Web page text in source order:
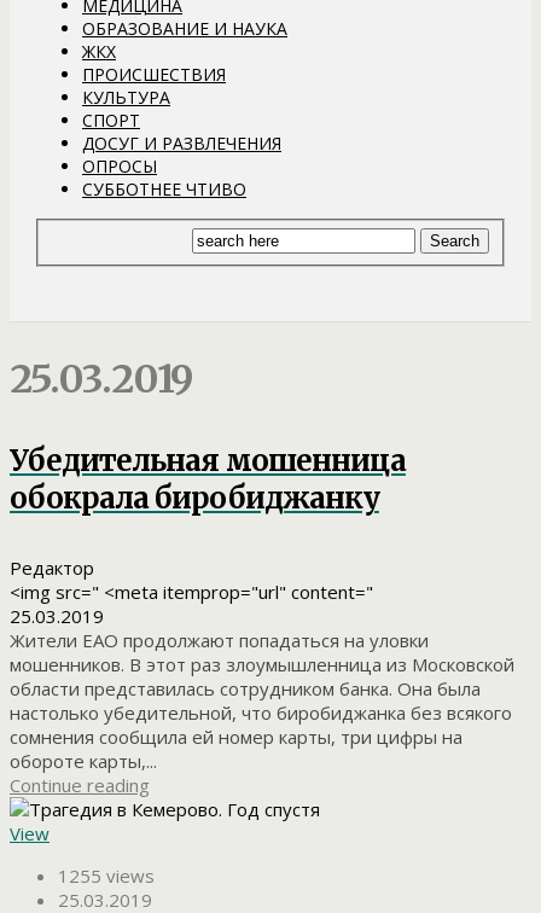
МЕДИЦИНА
ОБРАЗОВАНИЕ И НАУКА
ЖКХ
ПРОИСШЕСТВИЯ
КУЛЬТУРА
СПОРТ
ДОСУГ И РАЗВЛЕЧЕНИЯ
ОПРОСЫ
СУББОТНЕЕ ЧТИВО
25.03.2019
Убедительная мошенница
обокрала биробиджанку
Редактор
<img src=" <meta itemprop="url" content="
25.03.2019
Жители ЕАО продолжают попадаться на уловки
мошенников. В этот раз злоумышленница из Московской
области представилась сотрудником банка. Она была
настолько убедительной, что биробиджанка без всякого
сомнения сообщила ей номер карты, три цифры на
обороте карты,...
Continue reading
View
1255 views
25.03.2019